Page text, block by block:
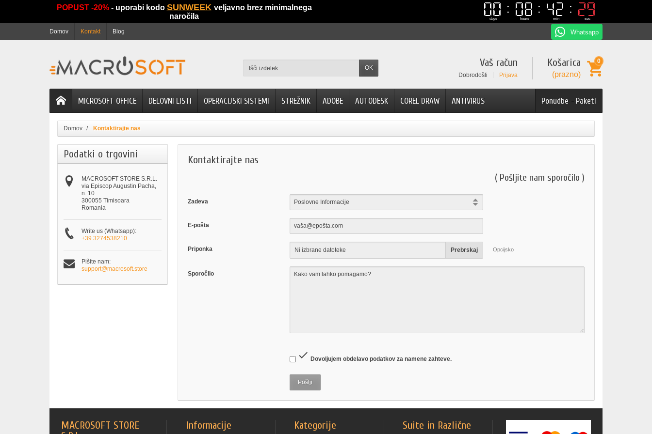
POPUST -20% - uporabi kodo SUNWEEK veljavno brez minimalnega
naročila
00
00
days
08
08
hours
42
42
min
28
28
sec
Domov Kontakt Blog Whatsapp
OK Košarica
(prazno)
0
Vaš račun
Dobrodošli Prijava
Ponudbe - Paketi
MICROSOFT OFFICE DELOVNI LISTI OPERACIJSKI SISTEMI STREŽNIK ADOBE AUTODESK COREL DRAW ANTIVIRUS
Domov Kontaktirajte nas
Podatki o trgovini
MACROSOFT STORE S.R.L.
via Episcop Augustin Pacha,
n. 10
300055 Timisoara
Romania
Write us (Whatsapp):
+39 3274538210
Pišite nam:
support@macrosoft.store
Kontaktirajte nas
( Pošljite nam sporočilo )
Zadeva
E-pošta
Priponka Ni izbrane datoteke Prebrskaj Opcijsko
Sporočilo
 Dovoljujem obdelavo podatkov za namene zahteve.
MACROSOFT STORE
Informacije Kategorije Suite in Različne